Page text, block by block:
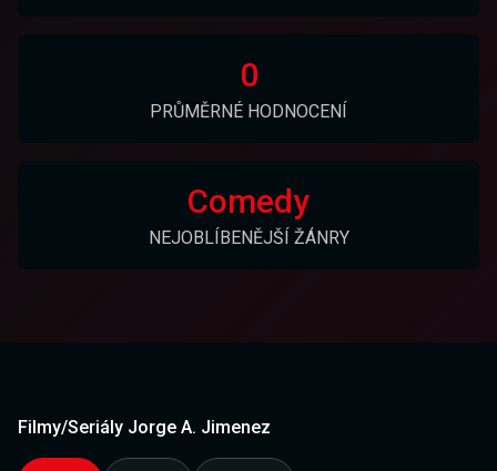
0
PRŮMĚRNÉ HODNOCENÍ
Comedy
NEJOBLÍBENĚJŠÍ ŽÁNRY
Filmy/Seriály Jorge A. Jimenez